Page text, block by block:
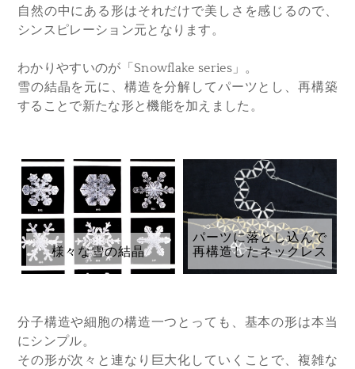
自然の中にある形はそれだけで美しさを感じるので、
シンスピレーション元となります。
わかりやすいのが「Snowflake series」。
雪の結晶を元に、構造を分解してパーツとし、再構築
することで新たな形と機能を加えました。
様々な雪の結晶
パーツに落とし込んで
再構造したネックレス
分子構造や細胞の構造一つとっても、基本の形は本当
にシンプル。
その形が次々と連なり巨大化していくことで、複雑な